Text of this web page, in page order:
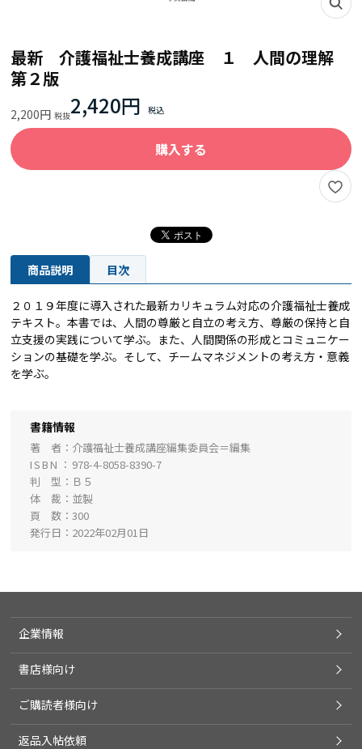
最新 介護福祉士養成講座 １ 人間の理解
第２版
2,200円 2,420円
購入する
商品説明 目次
２０１９年度に導入された最新カリキュラム対応の介護福祉士養成
テキスト。本書では、人間の尊厳と自立の考え方、尊厳の保持と自
立支援の実践について学ぶ。また、人間関係の形成とコミュニケー
ションの基礎を学ぶ。そして、チームマネジメントの考え方・意義
を学ぶ。
書籍情報
著 者
介護福祉士養成講座編集委員会＝編集
ISBN
978-4-8058-8390-7
判 型
Ｂ５
体 裁
並製
頁 数
300
発行日
2022年02月01日
企業情報
書店様向け
ご購読者様向け
返品入帖依頼